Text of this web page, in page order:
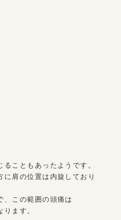
こともあったようです。
肩の位置は内旋しており
、この範囲の頭痛は
ます。